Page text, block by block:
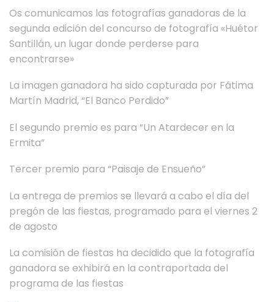
Os comunicamos las fotografías ganadoras de la
segunda edición del concurso de fotografía «Huétor
Santillán, un lugar donde perderse para
encontrarse»
La imagen ganadora ha sido capturada por Fátima
Martín Madrid, “El Banco Perdido”
El segundo premio es para “Un Atardecer en la
Ermita”
Tercer premio para “Paisaje de Ensueño”
La entrega de premios se llevará a cabo el día del
pregón de las fiestas, programado para el viernes 2
de agosto
La comisión de fiestas ha decidido que la fotografía
ganadora se exhibirá en la contraportada del
programa de las fiestas